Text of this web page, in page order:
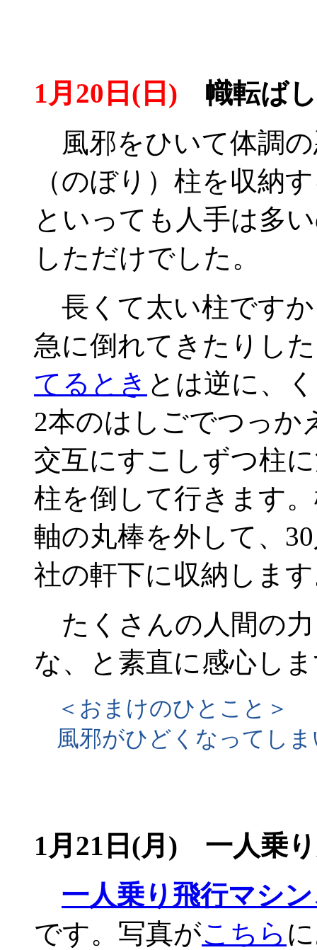
1月20日(日) 幟転ばし
風邪をひいて体調
（のぼり）柱を収納
といっても人手は多
しただけでした。
長くて太い柱です
急に倒れてきたりし
てるとき とは逆に、
2本のはしごでつっか
交互にすこしずつ柱
柱を倒して行きます
軸の丸棒を外して、
社の軒下に収納しま
たくさんの人間の
な、と素直に感心し
＜おまけのひとこと＞
風邪がひどくなってしま
1月21日(月) 一人乗
一人乗り飛行マシ
です。写真がこちら